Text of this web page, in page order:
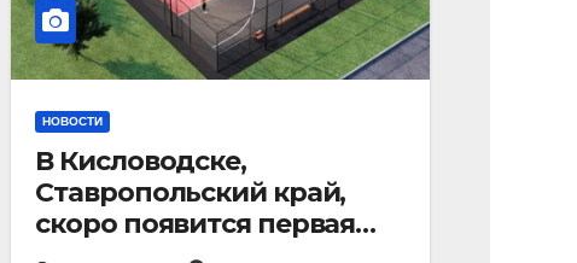
НОВОСТИ
В Кисловодске,
Ставропольский край,
скоро появится первая
«умная площадка».